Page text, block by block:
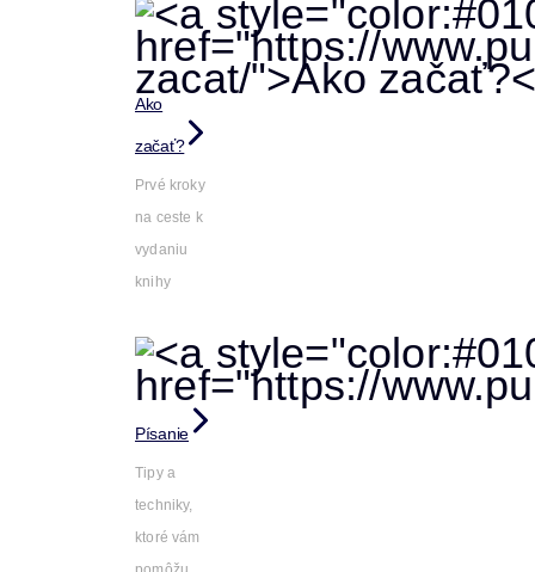
Ako
začať?
Prvé kroky
na ceste k
vydaniu
knihy
Písanie
Tipy a
techniky,
ktoré vám